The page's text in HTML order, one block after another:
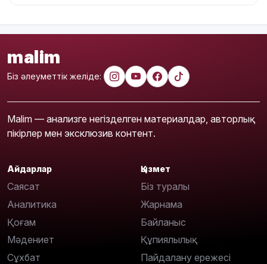
malim
Біз әлеуметтік желіде:
Malim — анализге негізделген материалдар, авторлық
пікірлер мен эксклюзив контент.
Айдарлар
Саясат
Аналитика
Қоғам
Мәдениет
Сұхбат
Қызмет
Біз туралы
Жарнама
Байланыс
Құпиялылық
Пайдалану ережесі